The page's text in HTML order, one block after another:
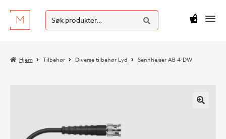
Hopp
til
Hopp
til
Søk
etter:
SØK
kr0
Hjem Tilbehør Diverse tilbehør Lyd Sennheiser AB 4-DW